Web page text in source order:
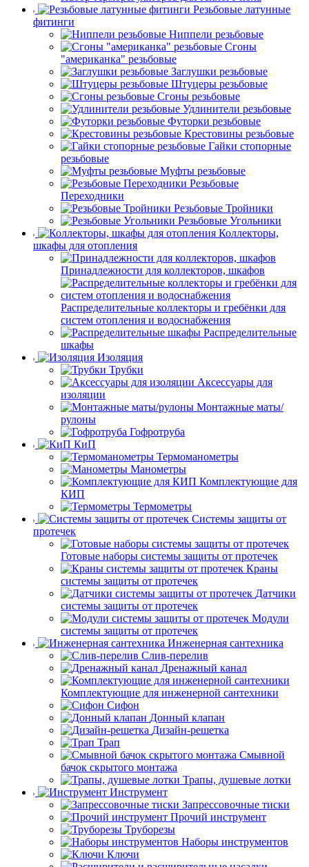
Резьбовые латунные
фитинги
Ниппели резьбовые
Сгоны
"американка" резьбовые
Заглушки резьбовые
Штуцеры резьбовые
Сгоны резьбовые
Удлинители резьбовые
Футорки резьбовые
Крестовины резьбовые
Гайки стопорные
резьбовые
Муфты резьбовые
Резьбовые
Переходники
Резьбовые Тройники
Резьбовые Угольники
Коллекторы,
шкафы для отопления
Принадлежности для коллекторов, шкафов
Распределительные коллекторы и гребёнки для
систем отопления и водоснабжения
Распределительные
шкафы
Изоляция
Трубки
Аксессуары для
изоляции
Монтажные маты/
рулоны
Гофротруба
КиП
Термоманометры
Манометры
Комплектующие для
КИП
Термометры
Системы защиты от
протечек
Готовые наборы системы защиты от протечек
Краны
системы защиты от протечек
Датчики
системы защиты от протечек
Модули
системы защиты от протечек
Инженерная сантехника
Слив-перелив
Дренажный канал
Комплектующие для инженерной сантехники
Сифон
Донный клапан
Дизайн-решетка
Трап
Смывной
бачок скрытого монтажа
Трапы, душевые лотки
Инструмент
Запрессовочные тиски
Прочий инструмент
Труборезы
Наборы инструментов
Ключи